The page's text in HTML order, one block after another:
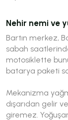
Nehir nemi ve
Bartın merkez,
sabah
motosiklette
batarya paketi
Mekanizma
dışarıdan gelir
giremez.